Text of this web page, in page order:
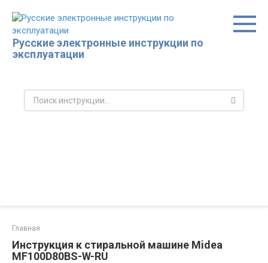
контенту
Русские электронные инструкции по
эксплуатации
Поиск:
Главная
Инструкция к стиральной машине Midea
MF100D80BS-W-RU